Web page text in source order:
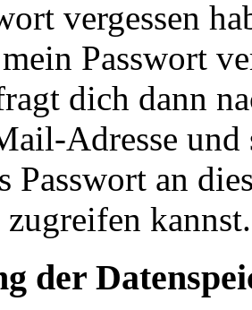
vergessen
Passwort
dich dann
Adresse und
Passwort an
zugreifen kannst.
der